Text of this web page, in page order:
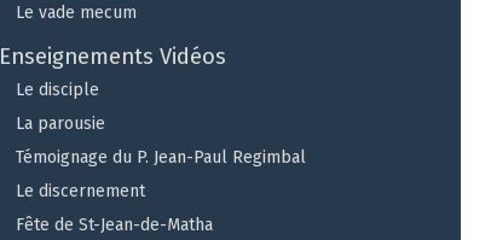
Le vade mecum
Enseignements Vidéos
Le disciple
La parousie
Témoignage du P. Jean-Paul Regimbal
Le discernement
Fête de St-Jean-de-Matha